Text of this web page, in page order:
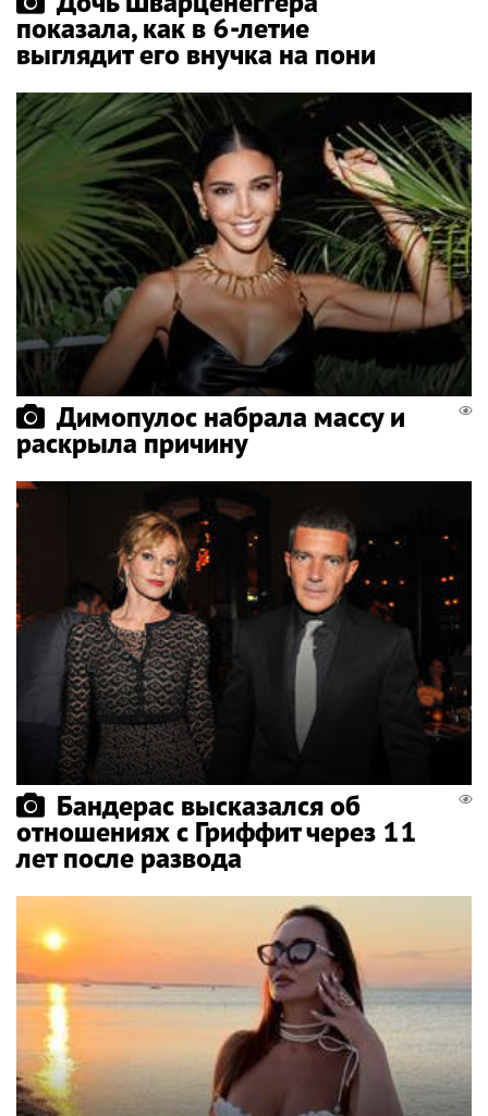
показала, как в 6-летие
выглядит его внучка на пони
Димопулос набрала массу и
раскрыла причину
Бандерас высказался об
отношениях с Гриффит через 11
лет после развода